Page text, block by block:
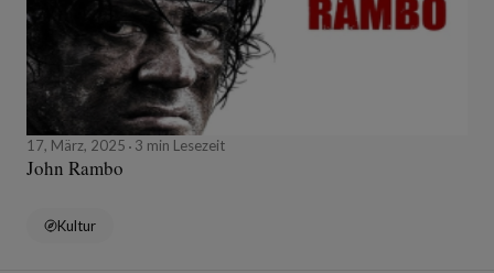
17, März, 2025 3 min Lesezeit
John Rambo
Kultur